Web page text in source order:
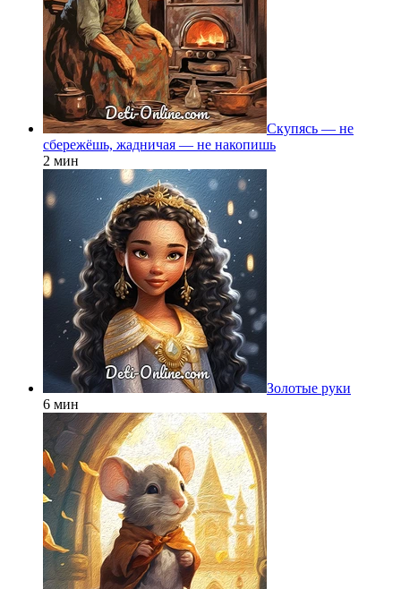
Скупясь — не
сбережёшь, жадничая — не накопишь
2 мин
Золотые руки
6 мин